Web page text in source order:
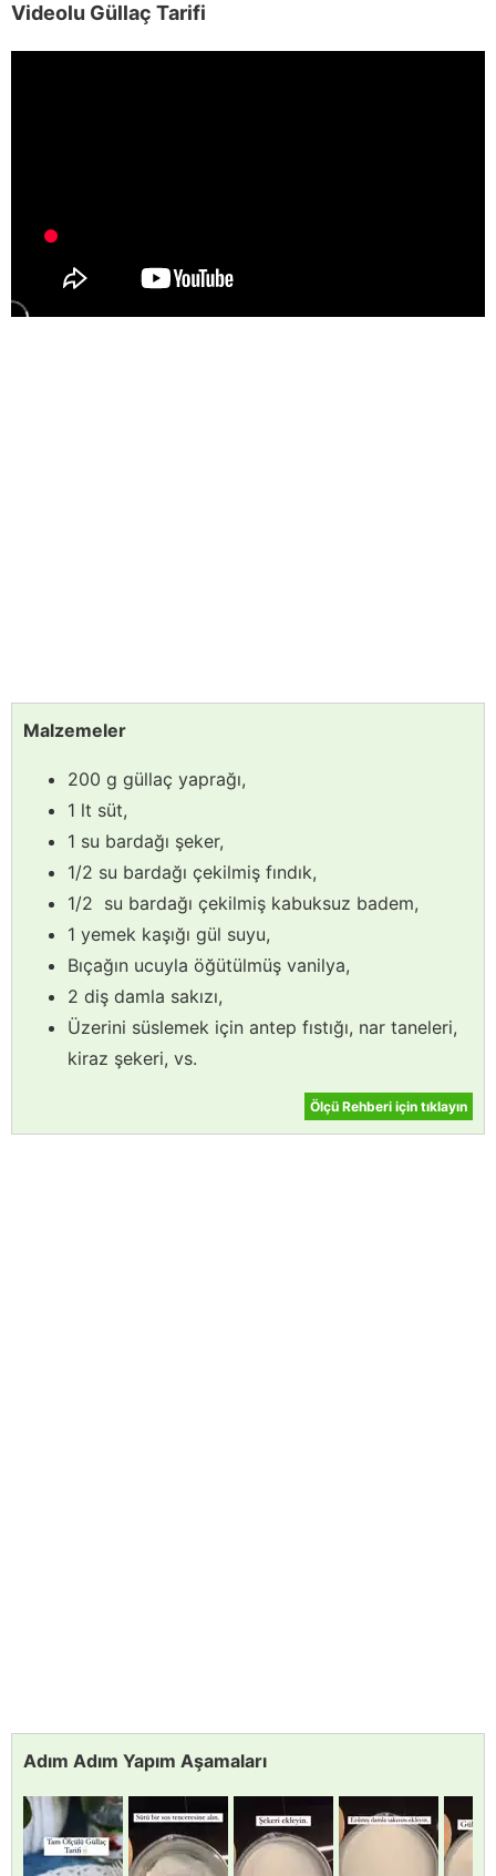
Videolu Güllaç Tarifi
Malzemeler
200 g güllaç yaprağı,
1 lt süt,
1 su bardağı şeker,
1/2 su bardağı çekilmiş fındık,
1/2 su bardağı çekilmiş kabuksuz badem,
1 yemek kaşığı gül suyu,
Bıçağın ucuyla öğütülmüş vanilya,
2 diş damla sakızı,
Üzerini süslemek için antep fıstığı, nar taneleri,
kiraz şekeri, vs.
Ölçü Rehberi için tıklayın
Adım Adım Yapım Aşamaları